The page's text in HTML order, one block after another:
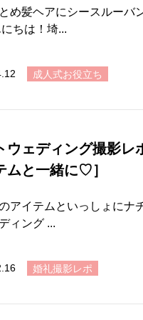
め髪ヘアにシースルーバ
ちは！埼...
成人式お役立ち
ウェディング撮影レ
ムと一緒に♡］
アイテムといっしょにナ
ィング ...
婚礼撮影レポ